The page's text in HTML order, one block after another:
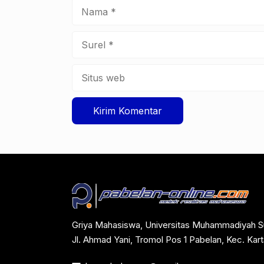
Griya Mahasiswa, Universitas Muhammadiyah
Jl. Ahmad Yani, Tromol Pos 1 Pabelan, Kec.